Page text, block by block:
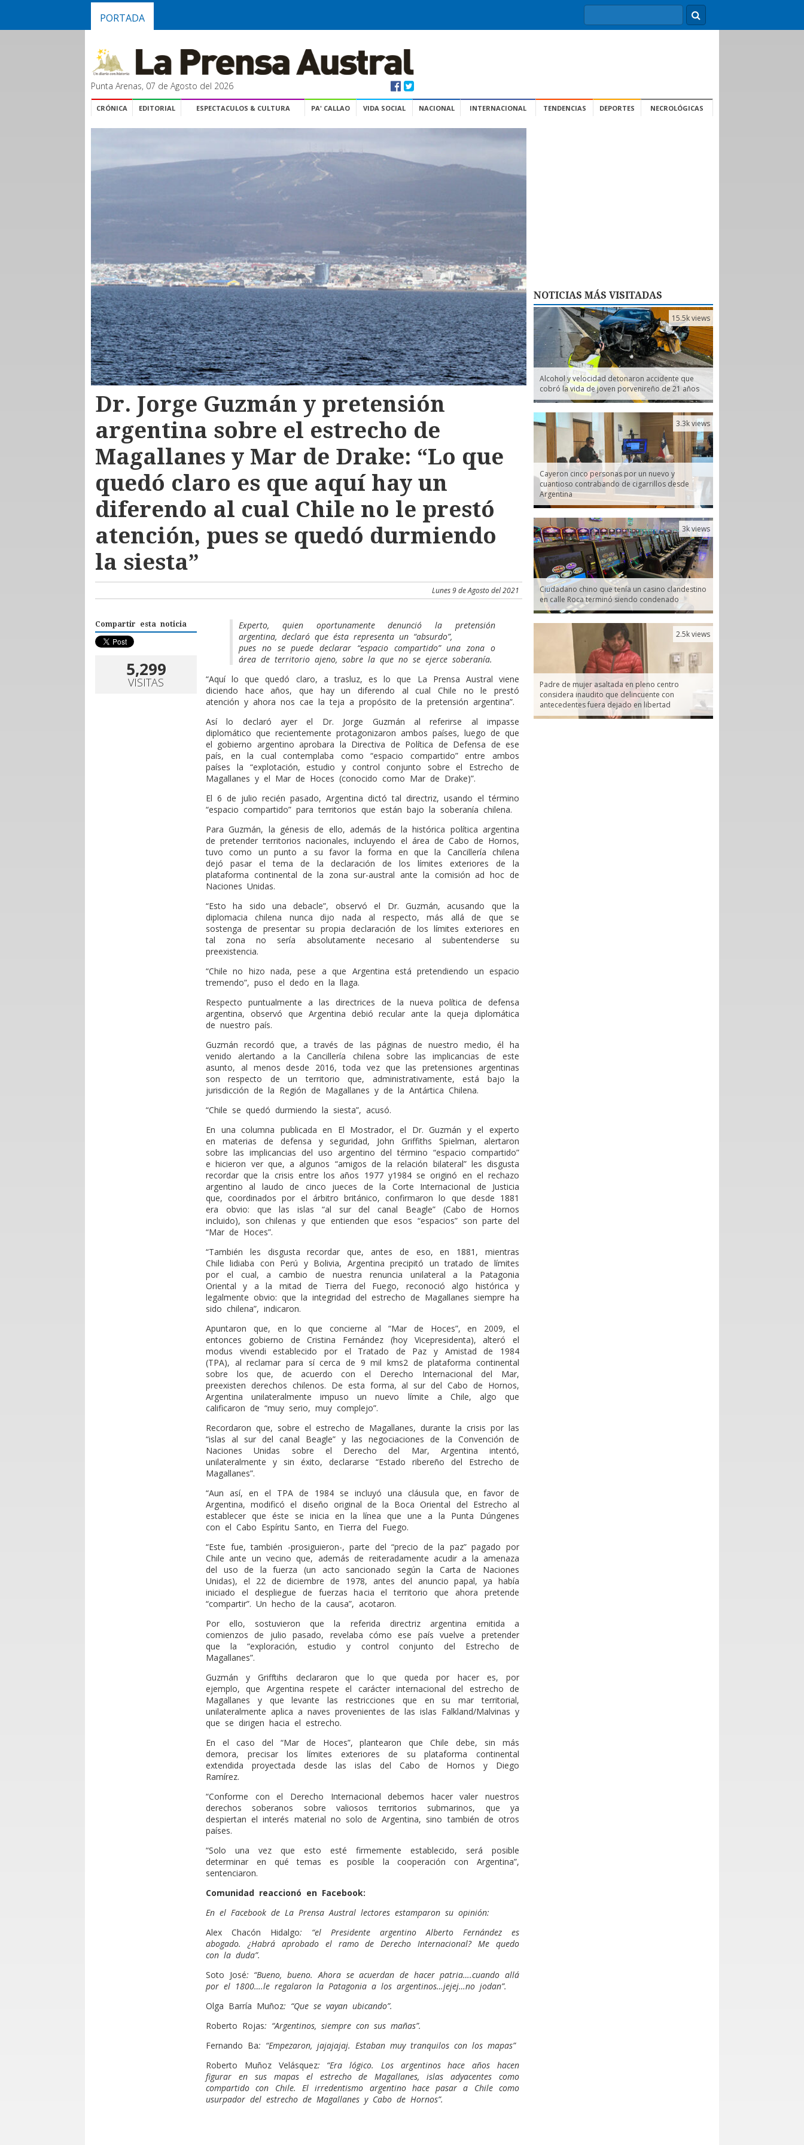
PORTADA
Punta Arenas, 07 de Agosto del 2026
CRÓNICA EDITORIAL ESPECTACULOS & CULTURA PA' CALLAO VIDA SOCIAL NACIONAL INTERNACIONAL TENDENCIAS DEPORTES NECROLÓGICAS
Dr. Jorge Guzmán y pretensión
argentina sobre el estrecho de
Magallanes y Mar de Drake: “Lo que
quedó claro es que aquí hay un
diferendo al cual Chile no le prestó
atención, pues se quedó durmiendo
la siesta”
Lunes 9 de Agosto del 2021
Compartir esta noticia
5,299
VISITAS
Experto, quien oportunamente denunció la pretensión
argentina, declaró que ésta representa un “absurdo”,
pues no se puede declarar “espacio compartido” una zona o
área de territorio ajeno, sobre la que no se ejerce soberanía.
“Aquí lo que quedó claro, a trasluz, es lo que La Prensa Austral viene
diciendo hace años, que hay un diferendo al cual Chile no le prestó
atención y ahora nos cae la teja a propósito de la pretensión argentina”.
Así lo declaró ayer el Dr. Jorge Guzmán al referirse al impasse
diplomático que recientemente protagonizaron ambos países, luego de que
el gobierno argentino aprobara la Directiva de Política de Defensa de ese
país, en la cual contemplaba como “espacio compartido” entre ambos
países la “explotación, estudio y control conjunto sobre el Estrecho de
Magallanes y el Mar de Hoces (conocido como Mar de Drake)”.
El 6 de julio recién pasado, Argentina dictó tal directriz, usando el término
“espacio compartido” para territorios que están bajo la soberanía chilena.
Para Guzmán, la génesis de ello, además de la histórica política argentina
de pretender territorios nacionales, incluyendo el área de Cabo de Hornos,
tuvo como un punto a su favor la forma en que la Cancillería chilena
dejó pasar el tema de la declaración de los límites exteriores de la
plataforma continental de la zona sur-austral ante la comisión ad hoc de
Naciones Unidas.
“Esto ha sido una debacle”, observó el Dr. Guzmán, acusando que la
diplomacia chilena nunca dijo nada al respecto, más allá de que se
sostenga de presentar su propia declaración de los límites exteriores en
tal zona no sería absolutamente necesario al subentenderse su
preexistencia.
“Chile no hizo nada, pese a que Argentina está pretendiendo un espacio
tremendo”, puso el dedo en la llaga.
Respecto puntualmente a las directrices de la nueva política de defensa
argentina, observó que Argentina debió recular ante la queja diplomática
de nuestro país.
Guzmán recordó que, a través de las páginas de nuestro medio, él ha
venido alertando a la Cancillería chilena sobre las implicancias de este
asunto, al menos desde 2016, toda vez que las pretensiones argentinas
son respecto de un territorio que, administrativamente, está bajo la
jurisdicción de la Región de Magallanes y de la Antártica Chilena.
“Chile se quedó durmiendo la siesta”, acusó.
En una columna publicada en El Mostrador, el Dr. Guzmán y el experto
en materias de defensa y seguridad, John Griffiths Spielman, alertaron
sobre las implicancias del uso argentino del término “espacio compartido”
e hicieron ver que, a algunos “amigos de la relación bilateral” les disgusta
recordar que la crisis entre los años 1977 y1984 se originó en el rechazo
argentino al laudo de cinco jueces de la Corte Internacional de Justicia
que, coordinados por el árbitro británico, confirmaron lo que desde 1881
era obvio: que las islas “al sur del canal Beagle” (Cabo de Hornos
incluido), son chilenas y que entienden que esos “espacios” son parte del
“Mar de Hoces”.
“También les disgusta recordar que, antes de eso, en 1881, mientras
Chile lidiaba con Perú y Bolivia, Argentina precipitó un tratado de límites
por el cual, a cambio de nuestra renuncia unilateral a la Patagonia
Oriental y a la mitad de Tierra del Fuego, reconoció algo histórica y
legalmente obvio: que la integridad del estrecho de Magallanes siempre ha
sido chilena”, indicaron.
Apuntaron que, en lo que concierne al “Mar de Hoces”, en 2009, el
entonces gobierno de Cristina Fernández (hoy Vicepresidenta), alteró el
modus vivendi establecido por el Tratado de Paz y Amistad de 1984
(TPA), al reclamar para sí cerca de 9 mil kms2 de plataforma continental
sobre los que, de acuerdo con el Derecho Internacional del Mar,
preexisten derechos chilenos. De esta forma, al sur del Cabo de Hornos,
Argentina unilateralmente impuso un nuevo límite a Chile, algo que
calificaron de “muy serio, muy complejo”.
Recordaron que, sobre el estrecho de Magallanes, durante la crisis por las
“islas al sur del canal Beagle” y las negociaciones de la Convención de
Naciones Unidas sobre el Derecho del Mar, Argentina intentó,
unilateralmente y sin éxito, declararse “Estado ribereño del Estrecho de
Magallanes”.
“Aun así, en el TPA de 1984 se incluyó una cláusula que, en favor de
Argentina, modificó el diseño original de la Boca Oriental del Estrecho al
establecer que éste se inicia en la línea que une a la Punta Dúngenes
con el Cabo Espíritu Santo, en Tierra del Fuego.
“Este fue, también -prosiguieron-, parte del “precio de la paz” pagado por
Chile ante un vecino que, además de reiteradamente acudir a la amenaza
del uso de la fuerza (un acto sancionado según la Carta de Naciones
Unidas), el 22 de diciembre de 1978, antes del anuncio papal, ya había
iniciado el despliegue de fuerzas hacia el territorio que ahora pretende
“compartir”. Un hecho de la causa”, acotaron.
Por ello, sostuvieron que la referida directriz argentina emitida a
comienzos de julio pasado, revelaba cómo ese país vuelve a pretender
que la “exploración, estudio y control conjunto del Estrecho de
Magallanes”.
Guzmán y Grifftihs declararon que lo que queda por hacer es, por
ejemplo, que Argentina respete el carácter internacional del estrecho de
Magallanes y que levante las restricciones que en su mar territorial,
unilateralmente aplica a naves provenientes de las islas Falkland/Malvinas y
que se dirigen hacia el estrecho.
En el caso del “Mar de Hoces”, plantearon que Chile debe, sin más
demora, precisar los límites exteriores de su plataforma continental
extendida proyectada desde las islas del Cabo de Hornos y Diego
Ramírez.
“Conforme con el Derecho Internacional debemos hacer valer nuestros
derechos soberanos sobre valiosos territorios submarinos, que ya
despiertan el interés material no solo de Argentina, sino también de otros
países.
“Solo una vez que esto esté firmemente establecido, será posible
determinar en qué temas es posible la cooperación con Argentina”,
sentenciaron.
Comunidad reaccionó en Facebook:
En el Facebook de La Prensa Austral lectores estamparon su opinión:
Alex Chacón Hidalgo: “el Presidente argentino Alberto Fernández es
abogado. ¿Habrá aprobado el ramo de Derecho Internacional? Me quedo
con la duda”.
Soto José: “Bueno, bueno. Ahora se acuerdan de hacer patria….cuando allá
por el 1800….le regalaron la Patagonia a los argentinos…jejej…no jodan”.
Olga Barría Muñoz: “Que se vayan ubicando”.
Roberto Rojas: “Argentinos, siempre con sus mañas”.
Fernando Ba: “Empezaron, jajajajaj. Estaban muy tranquilos con los mapas”
Roberto Muñoz Velásquez: “Era lógico. Los argentinos hace años hacen
figurar en sus mapas el estrecho de Magallanes, islas adyacentes como
compartido con Chile. El irredentismo argentino hace pasar a Chile como
usurpador del estrecho de Magallanes y Cabo de Hornos”.
NOTICIAS MÁS VISITADAS
Alcohol y velocidad detonaron accidente que
cobró la vida de joven porvenireño de 21 años
15.5k views
Cayeron cinco personas por un nuevo y
cuantioso contrabando de cigarrillos desde
Argentina
3.3k views
Ciudadano chino que tenía un casino clandestino
en calle Roca terminó siendo condenado
3k views
Padre de mujer asaltada en pleno centro
considera inaudito que delincuente con
antecedentes fuera dejado en libertad
2.5k views